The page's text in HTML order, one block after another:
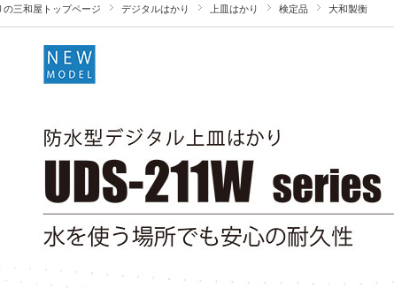
の三和屋トップページ デジタルはかり 上皿はかり 検定品 大和製衡